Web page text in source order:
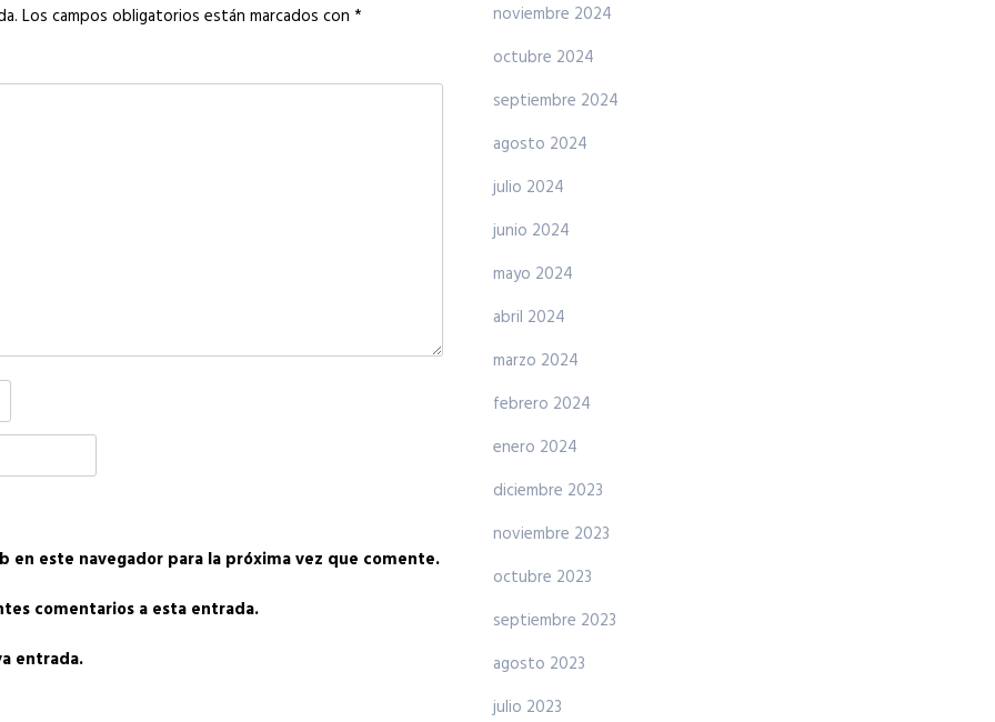
Los campos obligatorios están marcados con *
en este navegador para la próxima vez que comente.
comentarios a esta entrada.
entrada.
noviembre 2024
octubre 2024
septiembre 2024
agosto 2024
julio 2024
junio 2024
mayo 2024
abril 2024
marzo 2024
febrero 2024
enero 2024
diciembre 2023
noviembre 2023
octubre 2023
septiembre 2023
agosto 2023
julio 2023